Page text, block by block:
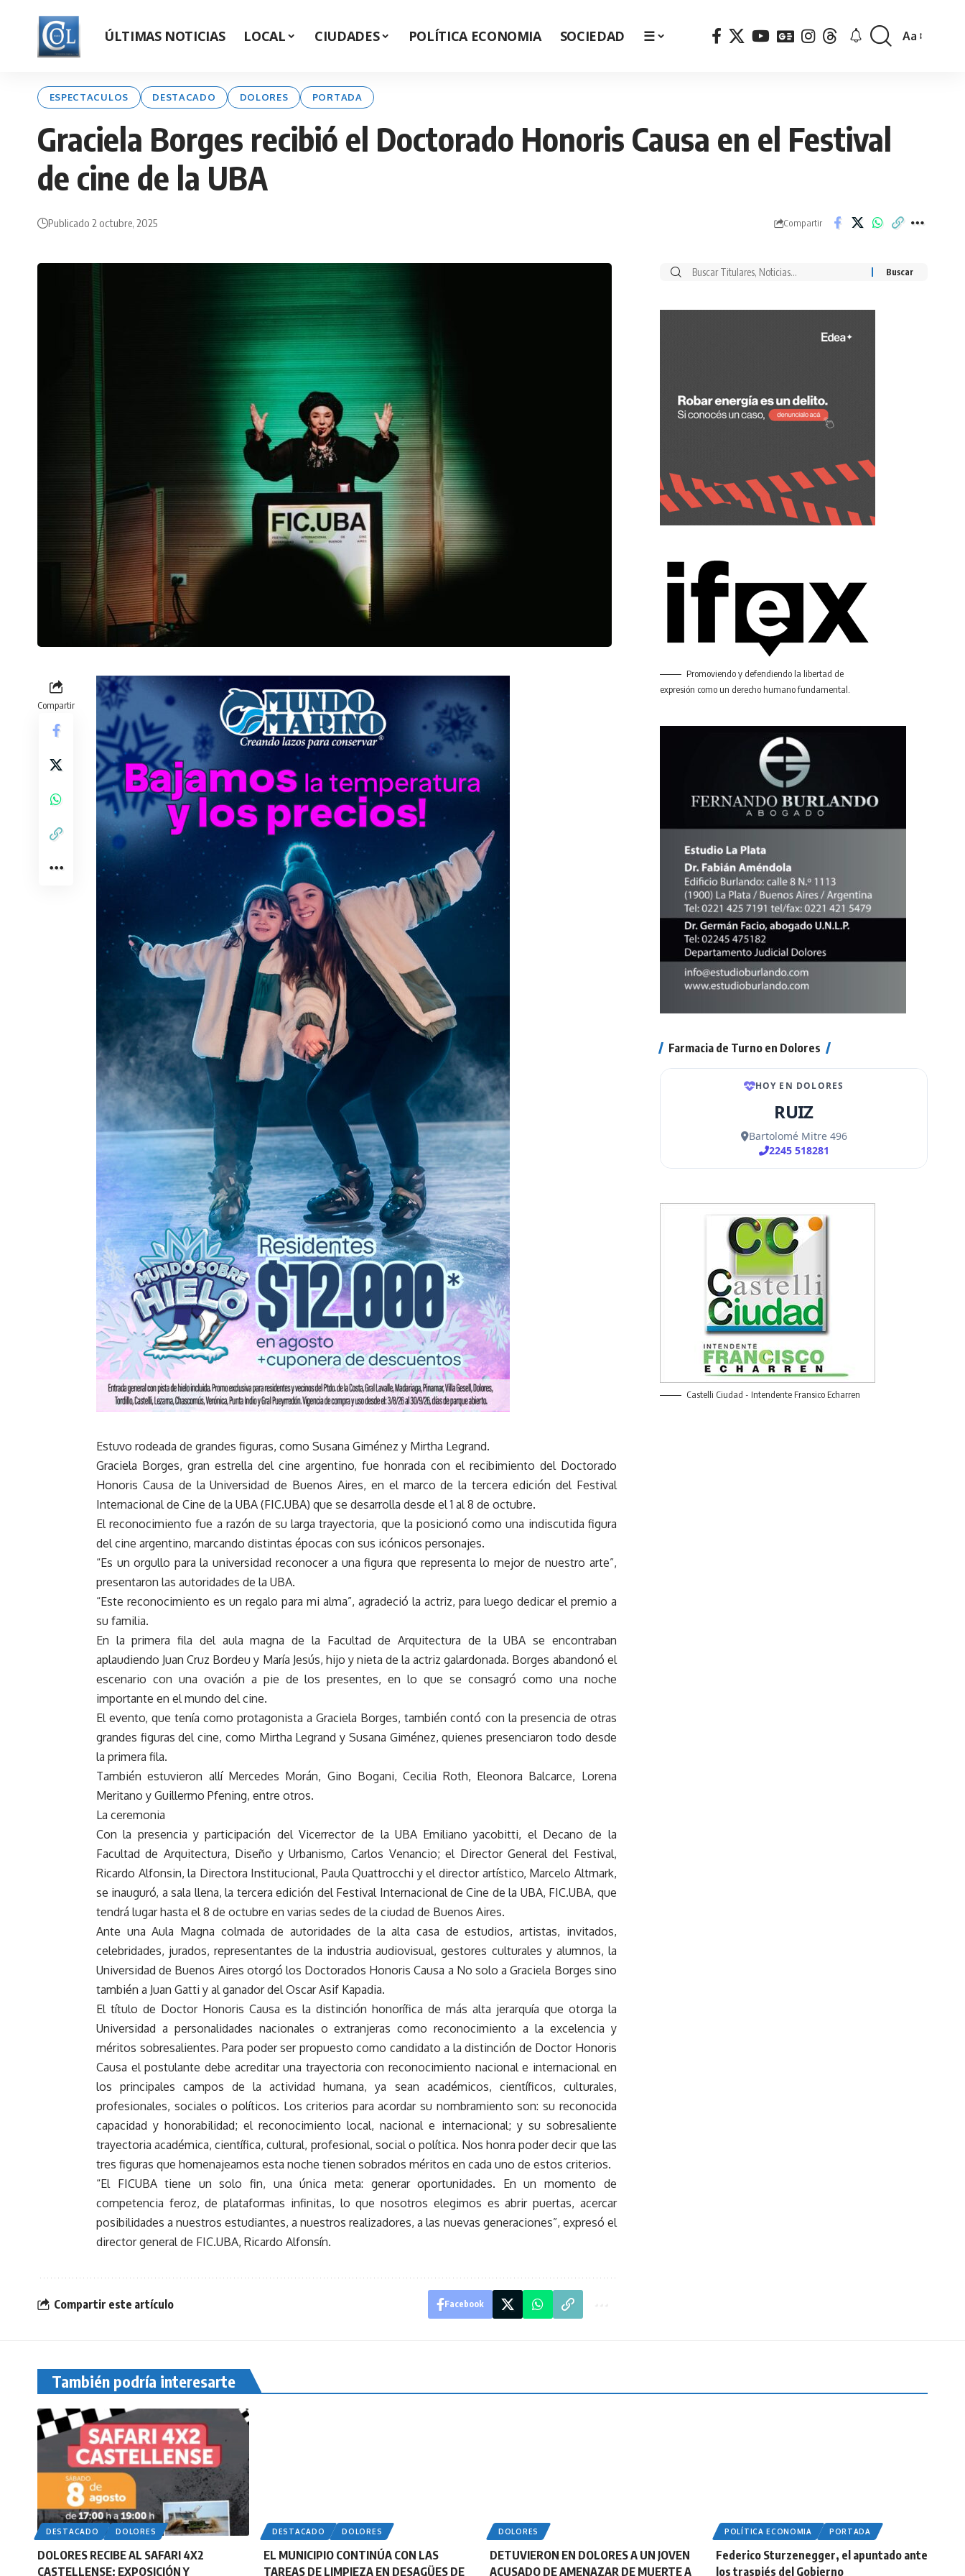
ÚLTIMAS NOTICIAS LOCAL CIUDADES POLÍTICA ECONOMIA SOCIEDAD ☰
Font
Aa
ESPECTACULOS DESTACADO DOLORES PORTADA
Graciela Borges recibió el Doctorado Honoris Causa en el Festival
de cine de la UBA
Publicado 2 octubre, 2025 Compartir
Compartir
Estuvo rodeada de grandes figuras, como Susana Giménez y Mirtha Legrand.
Graciela Borges, gran estrella del cine argentino, fue honrada con el recibimiento del Doctorado
Honoris Causa de la Universidad de Buenos Aires, en el marco de la tercera edición del Festival
Internacional de Cine de la UBA (FIC.UBA) que se desarrolla desde el 1 al 8 de octubre.
El reconocimiento fue a razón de su larga trayectoria, que la posicionó como una indiscutida figura
del cine argentino, marcando distintas épocas con sus icónicos personajes.
“Es un orgullo para la universidad reconocer a una figura que representa lo mejor de nuestro arte”,
presentaron las autoridades de la UBA.
“Este reconocimiento es un regalo para mi alma”, agradeció la actriz, para luego dedicar el premio a
su familia.
En la primera fila del aula magna de la Facultad de Arquitectura de la UBA se encontraban
aplaudiendo Juan Cruz Bordeu y María Jesús, hijo y nieta de la actriz galardonada. Borges abandonó el
escenario con una ovación a pie de los presentes, en lo que se consagró como una noche
importante en el mundo del cine.
El evento, que tenía como protagonista a Graciela Borges, también contó con la presencia de otras
grandes figuras del cine, como Mirtha Legrand y Susana Giménez, quienes presenciaron todo desde
la primera fila.
También estuvieron allí Mercedes Morán, Gino Bogani, Cecilia Roth, Eleonora Balcarce, Lorena
Meritano y Guillermo Pfening, entre otros.
La ceremonia
Con la presencia y participación del Vicerrector de la UBA Emiliano yacobitti, el Decano de la
Facultad de Arquitectura, Diseño y Urbanismo, Carlos Venancio; el Director General del Festival,
Ricardo Alfonsin, la Directora Institucional, Paula Quattrocchi y el director artístico, Marcelo Altmark,
se inauguró, a sala llena, la tercera edición del Festival Internacional de Cine de la UBA, FIC.UBA, que
tendrá lugar hasta el 8 de octubre en varias sedes de la ciudad de Buenos Aires.
Ante una Aula Magna colmada de autoridades de la alta casa de estudios, artistas, invitados,
celebridades, jurados, representantes de la industria audiovisual, gestores culturales y alumnos, la
Universidad de Buenos Aires otorgó los Doctorados Honoris Causa a No solo a Graciela Borges sino
también a Juan Gatti y al ganador del Oscar Asif Kapadia.
El título de Doctor Honoris Causa es la distinción honorífica de más alta jerarquía que otorga la
Universidad a personalidades nacionales o extranjeras como reconocimiento a la excelencia y
méritos sobresalientes. Para poder ser propuesto como candidato a la distinción de Doctor Honoris
Causa el postulante debe acreditar una trayectoria con reconocimiento nacional e internacional en
los principales campos de la actividad humana, ya sean académicos, científicos, culturales,
profesionales, sociales o políticos. Los criterios para acordar su nombramiento son: su reconocida
capacidad y honorabilidad; el reconocimiento local, nacional e internacional; y su sobresaliente
trayectoria académica, científica, cultural, profesional, social o política. Nos honra poder decir que las
tres figuras que homenajeamos esta noche tienen sobrados méritos en cada uno de estos criterios.
“El FICUBA tiene un solo fin, una única meta: generar oportunidades. En un momento de
competencia feroz, de plataformas infinitas, lo que nosotros elegimos es abrir puertas, acercar
posibilidades a nuestros estudiantes, a nuestros realizadores, a las nuevas generaciones”, expresó el
director general de FIC.UBA, Ricardo Alfonsín.
Compartir este artículo Facebook
Buscar
Promoviendo y defendiendo la libertad de
expresión como un derecho humano fundamental.
Farmacia de Turno en Dolores
Castelli Ciudad - Intendente Fransico Echarren
También podría interesarte
DESTACADO DOLORES
DOLORES RECIBE AL SAFARI 4X2
CASTELLENSE: EXPOSICIÓN Y
DESTACADO DOLORES
EL MUNICIPIO CONTINÚA CON LAS
TAREAS DE LIMPIEZA EN DESAGÜES DE
DOLORES
DETUVIERON EN DOLORES A UN JOVEN
ACUSADO DE AMENAZAR DE MUERTE A
POLÍTICA ECONOMIA PORTADA
Federico Sturzenegger, el apuntado ante
los traspiés del Gobierno